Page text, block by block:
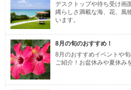
デスクトップや待ち受け画
縄らしさ満載な海、花、風
います。
8月の旬のおすすめ！
8月のおすすめイベントや
ご紹介！お盆休みや夏休み